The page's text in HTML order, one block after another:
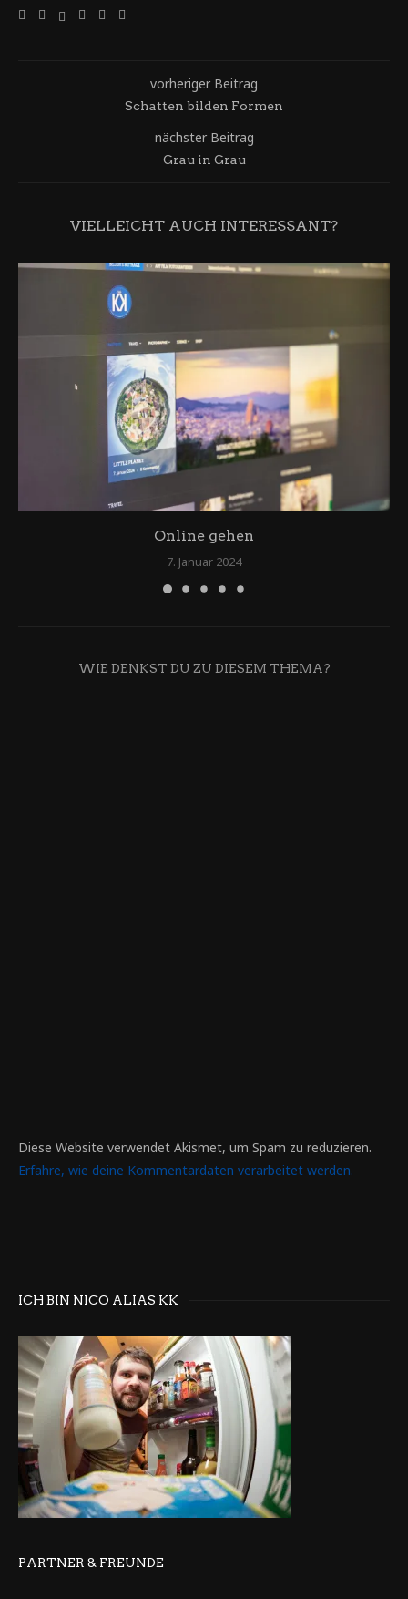
vorheriger Beitrag
Schatten bilden Formen
nächster Beitrag
Grau in Grau
VIELLEICHT AUCH INTERESSANT?
Online gehen
7. Januar 2024
WIE DENKST DU ZU DIESEM THEMA?
Diese Website verwendet Akismet, um Spam zu reduzieren.
Erfahre, wie deine Kommentardaten verarbeitet werden.
ICH BIN NICO ALIAS KK
PARTNER & FREUNDE